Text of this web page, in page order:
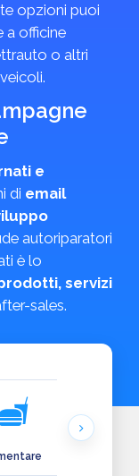
opzioni puoi
a officine
o altri
e
di email
autoriparatori
è lo
servizi
sales.